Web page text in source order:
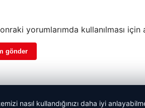
yorumlarımda kullanılması
nasıl kullandığınızı daha iyi